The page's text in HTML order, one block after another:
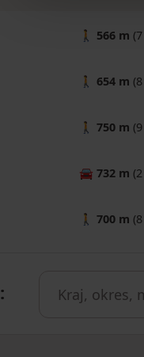
🚶 566 m
🚶 654 m
🚶 750 m
🚘 732 m
🚶 700 m
: